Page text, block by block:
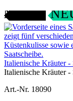
Italienische Kräuter -
Italienische Kräuter -
Art.-Nr. 18090